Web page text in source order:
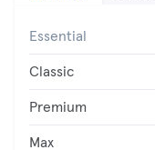
Essential
Classic
Premium
Max